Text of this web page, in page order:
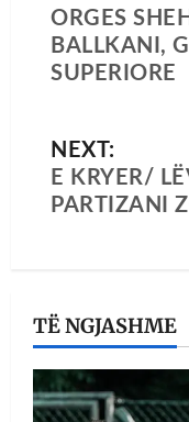
ORGES
BALLKANI,
SUPERIORE
NEXT:
E KRYER/
PARTIZANI
TË NGJASHME